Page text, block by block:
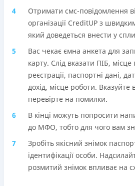
Отримати смс-повідомлення
організації CreditUP з
який доведеться внести у
Вас чекає ємна анкета для
карту. Слід вказати ПІБ,
реєстрації, паспортні дані,
дохід, місце роботи. Вказуйте
перевірте на помилки.
В кінці можуть попросити
до МФО, тобто для чого вам
Зробіть якісний знімок
ідентифікації особи.
розмитий знімок впливає на